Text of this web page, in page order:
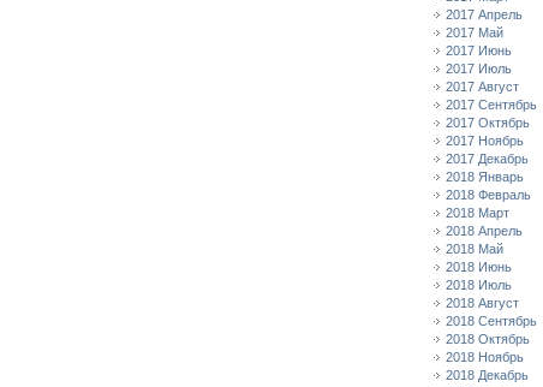
2017 Апрель
2017 Май
2017 Июнь
2017 Июль
2017 Август
2017 Сентябрь
2017 Октябрь
2017 Ноябрь
2017 Декабрь
2018 Январь
2018 Февраль
2018 Март
2018 Апрель
2018 Май
2018 Июнь
2018 Июль
2018 Август
2018 Сентябрь
2018 Октябрь
2018 Ноябрь
2018 Декабрь